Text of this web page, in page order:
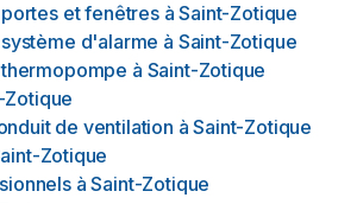
et fenêtres à Saint-Zotique
d'alarme à Saint-Zotique
à Saint-Zotique
Zotique
de ventilation à Saint-Zotique
Zotique
à Saint-Zotique